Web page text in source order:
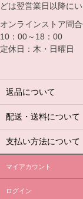
どは翌営業日以降にい
オンラインストア問
10：00～18：00
定休日：木・日曜日
返品について
配送・送料について
支払い方法について
マイアカウント
ログイン